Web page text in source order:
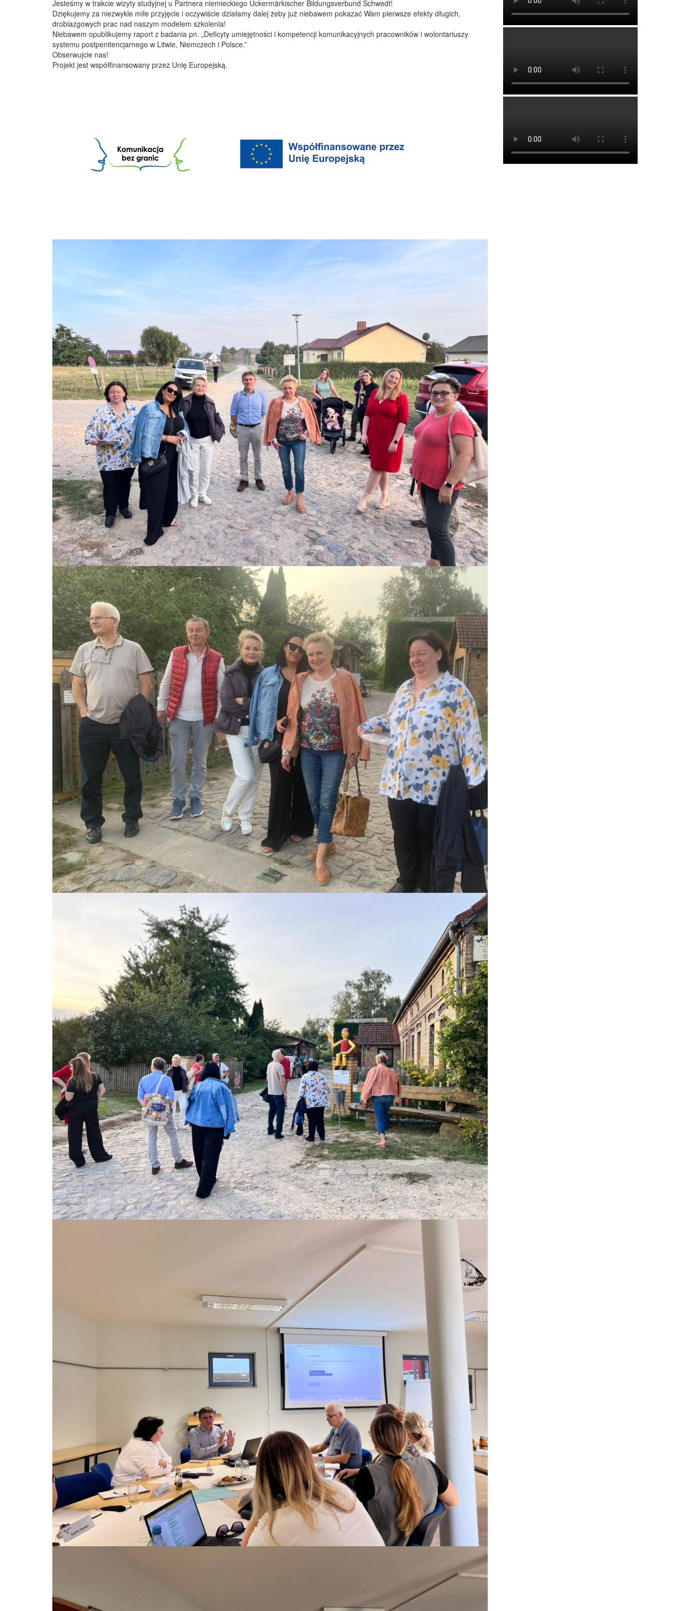
Jesteśmy w trakcie wizyty studyjnej u Partnera niemieckiego Uckermärkischer Bildungsverbund Schwedt!
Dziękujemy za niezwykle miłe przyjęcie i oczywiście działamy dalej żeby już niebawem pokazać Wam pierwsze efekty długich,
drobiazgowych prac nad naszym modelem szkolenia!
Niebawem opublikujemy raport z badania pn. „Deficyty umiejętności i kompetencji komunikacyjnych pracowników i wolontariuszy
systemu postpenitencjarnego w Litwie, Niemczech i Polsce.”
Obserwujcie nas!
Projekt jest współfinansowany przez Unię Europejską.